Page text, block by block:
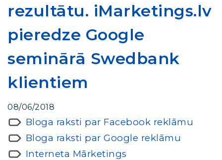
rezultātu. iMarketings.lv
pieredze Google
seminārā Swedbank
klientiem
08/06/2018
Bloga raksti par Facebook reklāmu
Bloga raksti par Google reklāmu
Interneta Mārketings